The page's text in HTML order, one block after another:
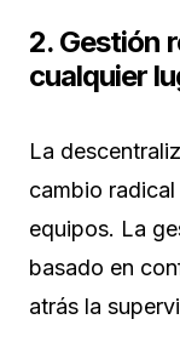
2. Gestión
cualquier
La
cambio
equipos. La
basado en
atrás la